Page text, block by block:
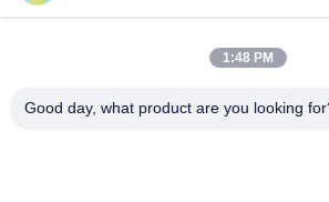
家へ
新しい
1:48 PM
Good day, what product are you looking